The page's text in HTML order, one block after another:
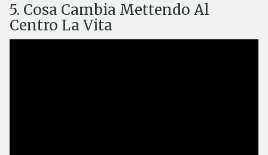
5. Cosa Cambia Mettendo Al
Centro La Vita